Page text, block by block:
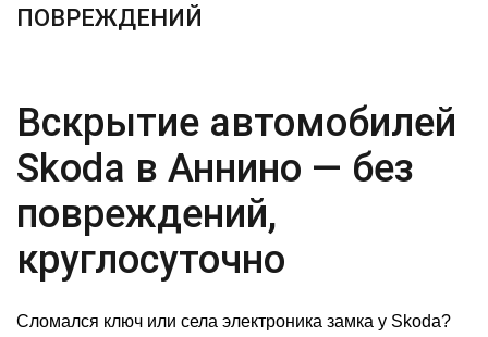
ПОВРЕЖДЕНИЙ
Вскрытие автомобилей
Skoda в Аннино — без
повреждений,
круглосуточно
Сломался ключ или села электроника замка у Skoda?